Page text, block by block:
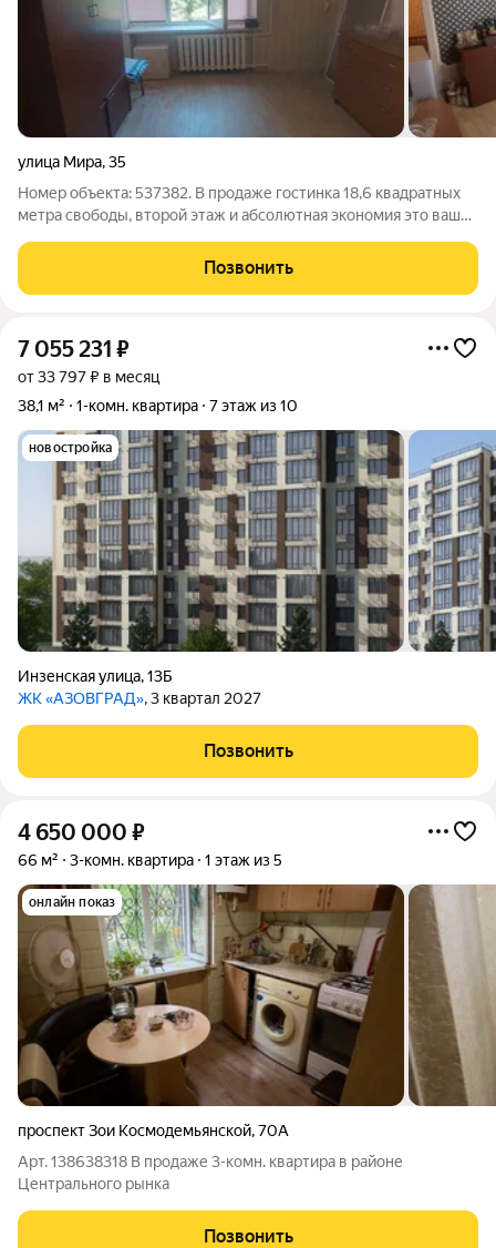
улица Мира,35
Номер объекта: 537382. В продаже гостинка 18,6 квадратных
метра свободы, второй этаж и абсолютная экономия это ваш
Уютная гостинка в пятиэтажке ждет своего хозяина, который
не боится вложить
Позвонить
7 055 231 ₽
от 33 797 ₽ в месяц
38,1 м²
1-комн. квартира 7 этаж из 10
новостройка
Инзенская улица,13Б
ЖК «АЗОВГРАД», 3 квартал 2027
Позвонить
4 650 000 ₽
66 м² 3-комн. квартира 1 этаж из 5
онлайн показ
проспект Зои Космодемьянской,70А
Арт. 138638318 В продаже 3-комн. квартира в районе
Центрального рынка
Позвонить